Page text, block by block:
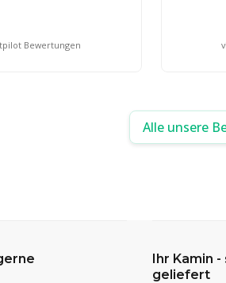
Bewertungen
Alle unsere
Ihr Kamin
geliefert